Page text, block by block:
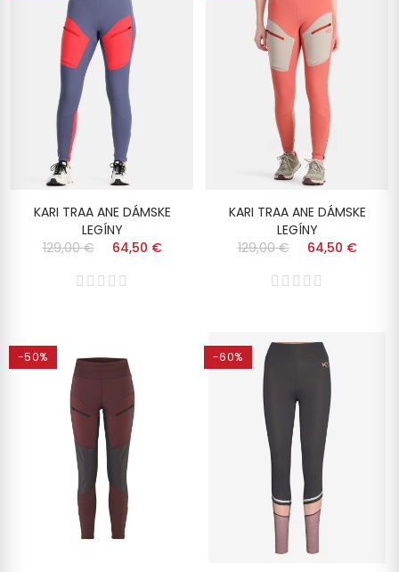
KARI TRAA ANE DÁMSKE
LEGÍNY
129,00 €
64,50 €
KARI TRAA ANE DÁMSKE
LEGÍNY
129,00 €
64,50 €
-50% -60%